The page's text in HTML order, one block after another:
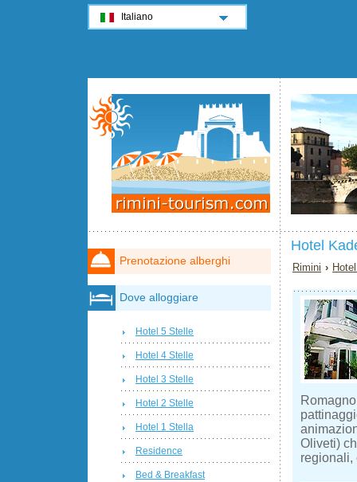
Hotel
Rimini ›
Oliveti)
regionali,
Prenotazione alberghi
Dove alloggiare
Hotel 5 Stelle
Hotel 4 Stelle
Hotel 3 Stelle
Hotel 2 Stelle
Hotel 1 Stella
Residence
Bed & Breakfast
Italiano